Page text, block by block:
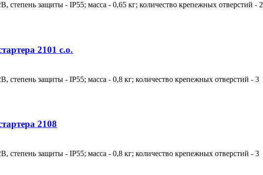
степень защиты - IP55; масса - 0,65 кг; количество крепежных отверстий - 2
2101 с.о.
степень защиты - IP55; масса - 0,8 кг; количество крепежных отверстий - 3
2108
степень защиты - IP55; масса - 0,8 кг; количество крепежных отверстий - 3